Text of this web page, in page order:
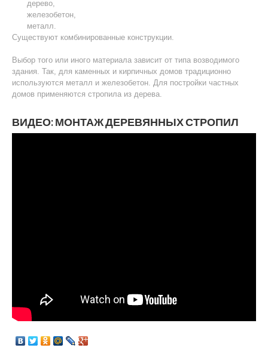
дерево,
железобетон,
металл.
Существуют комбинированные конструкции.
Выбор того или иного материала зависит от типа возводимого
здания. Так, для каменных и кирпичных домов традиционно
используются металл и железобетон. Для постройки частных
домов применяются стропила из дерева.
ВИДЕО: МОНТАЖ ДЕРЕВЯННЫХ СТРОПИЛ